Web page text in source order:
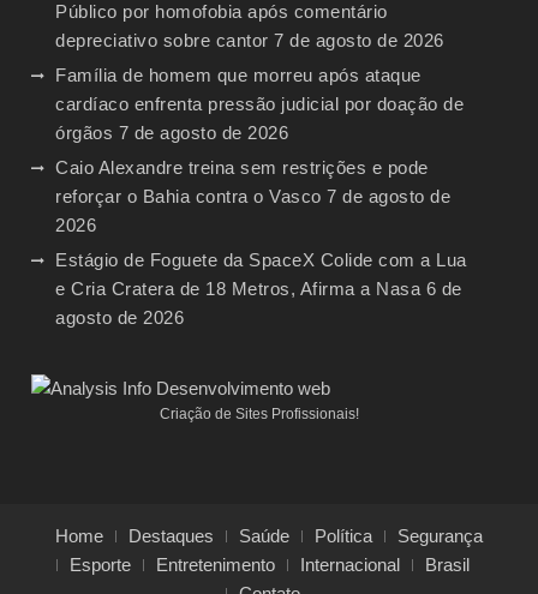
Público por homofobia após comentário
depreciativo sobre cantor 7 de agosto de 2026
Família de homem que morreu após ataque
cardíaco enfrenta pressão judicial por doação de
órgãos 7 de agosto de 2026
Caio Alexandre treina sem restrições e pode
reforçar o Bahia contra o Vasco 7 de agosto de
2026
Estágio de Foguete da SpaceX Colide com a Lua
e Cria Cratera de 18 Metros, Afirma a Nasa 6 de
agosto de 2026
Criação de Sites Profissionais!
Home Destaques Saúde Política
Segurança
Esporte
Entretenimento Internacional
Brasil